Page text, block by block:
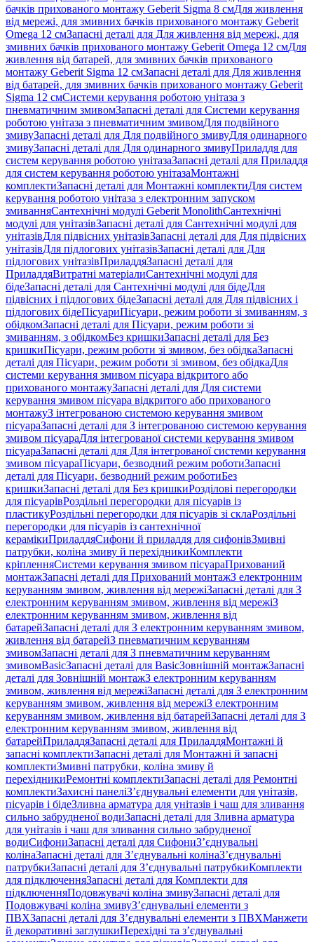
бачків прихованого монтажу Geberit Sigma 8 смДля живлення
від мережі, для змивних бачків прихованого монтажу Geberit
Omega 12 смЗапасні деталі для Для живлення від мережі, для
змивних бачків прихованого монтажу Geberit Omega 12 смДля
живлення від батарей, для змивних бачків прихованого
монтажу Geberit Sigma 12 смЗапасні деталі для Для живлення
від батарей, для змивних бачків прихованого монтажу Geberit
Sigma 12 смСистеми керування роботою унітаза з
пневматичним змивомЗапасні деталі для Системи керування
роботою унітаза з пневматичним змивомДля подвійного
змивуЗапасні деталі для Для подвійного змивуДля одинарного
змивуЗапасні деталі для Для одинарного змивуПриладдя для
систем керування роботою унітазаЗапасні деталі для Приладдя
для систем керування роботою унітазаМонтажні
комплектиЗапасні деталі для Монтажні комплектиДля систем
керування роботою унітаза з електронним запуском
змиванняСантехнічні модулі Geberit MonolithСантехнічні
модулі для унітазівЗапасні деталі для Сантехнічні модулі для
унітазівДля підвісних унітазівЗапасні деталі для Для підвісних
унітазівДля підлогових унітазівЗапасні деталі для Для
підлогових унітазівПриладдяЗапасні деталі для
ПриладдяВитратні матеріалиСантехнічні модулі для
бідеЗапасні деталі для Сантехнічні модулі для бідеДля
підвісних і підлогових бідеЗапасні деталі для Для підвісних і
підлогових бідеПісуариПісуари, режим роботи зі змиванням, з
обідкомЗапасні деталі для Пісуари, режим роботи зі
змиванням, з обідкомБез кришкиЗапасні деталі для Без
кришкиПісуари, режим роботи зі змивом, без обідкаЗапасні
деталі для Пісуари, режим роботи зі змивом, без обідкаДля
системи керування змивом пісуара відкритого або
прихованого монтажуЗапасні деталі для Для системи
керування змивом пісуара відкритого або прихованого
монтажуЗ інтегрованою системою керування змивом
пісуараЗапасні деталі для З інтегрованою системою керування
змивом пісуараДля інтегрованої системи керування змивом
пісуараЗапасні деталі для Для інтегрованої системи керування
змивом пісуараПісуари, безводний режим роботиЗапасні
деталі для Пісуари, безводний режим роботиБез
кришкиЗапасні деталі для Без кришкиРозділові перегородки
для пісуарівРоздільні перегородки для пісуарів із
пластикуРоздільні перегородки для пісуарів зі склаРоздільні
перегородки для пісуарів із сантехнічної
керамікиПриладдяСифони й приладдя для сифонівЗмивні
патрубки, коліна змиву й перехідникиКомплекти
кріпленняСистеми керування змивом пісуараПрихований
монтажЗапасні деталі для Прихований монтажЗ електронним
керуванням змивом, живлення від мережіЗапасні деталі для З
електронним керуванням змивом, живлення від мережіЗ
електронним керуванням змивом, живлення від
батарейЗапасні деталі для З електронним керуванням змивом,
живлення від батарейЗ пневматичним керуванням
змивомЗапасні деталі для З пневматичним керуванням
змивомBasicЗапасні деталі для BasicЗовнішній монтажЗапасні
деталі для Зовнішній монтажЗ електронним керуванням
змивом, живлення від мережіЗапасні деталі для З електронним
керуванням змивом, живлення від мережіЗ електронним
керуванням змивом, живлення від батарейЗапасні деталі для З
електронним керуванням змивом, живлення від
батарейПриладдяЗапасні деталі для ПриладдяМонтажні й
запасні комплектиЗапасні деталі для Монтажні й запасні
комплектиЗмивні патрубки, коліна змиву й
перехідникиРемонтні комплектиЗапасні деталі для Ремонтні
комплектиЗахисні панеліЗ’єднувальні елементи для унітазів,
пісуарів і бідеЗливна арматура для унітазів і чаш для зливання
сильно забрудненої водиЗапасні деталі для Зливна арматура
для унітазів і чаш для зливання сильно забрудненої
водиСифониЗапасні деталі для СифониЗ’єднувальні
колінаЗапасні деталі для З’єднувальні колінаЗ’єднувальні
патрубкиЗапасні деталі для З’єднувальні патрубкиКомплекти
для підключенняЗапасні деталі для Комплекти для
підключенняПодовжувачі коліна змивуЗапасні деталі для
Подовжувачі коліна змивуЗ’єднувальні елементи з
ПВХЗапасні деталі для З’єднувальні елементи з ПВХМанжети
й декоративні заглушкиПерехідні та з’єднувальні